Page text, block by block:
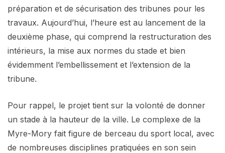
préparation et de sécurisation des tribunes pour les
travaux. Aujourd’hui, l’heure est au lancement de la
deuxième phase, qui comprend la restructuration des
intérieurs, la mise aux normes du stade et bien
évidemment l’embellissement et l’extension de la
tribune.
Pour rappel, le projet tient sur la volonté de donner
un stade à la hauteur de la ville. Le complexe de la
Myre-Mory fait figure de berceau du sport local, avec
de nombreuses disciplines pratiquées en son sein